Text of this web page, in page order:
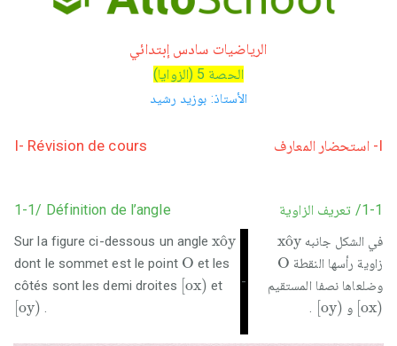
الرياضيات سادس إبتدائي
الحصة 5 (الزوايا)
الأستاذ: بوزيد رشيد
I- Révision de cours I- استحضار المعارف
1-1/ Définition de l’angle 1-1/ تعريف الزاوية
Sur la figure ci-dessous un anglexˆ
oy
xo^y
dont le sommet est le point O
O et les
côtés sont les demi droites ox)
[ox) et
oy)
[oy) .
-
في الشكل جانبه xˆ
oy
xo^y
زاوية رأسها النقطة O
O
وضلعاها نصفا المستقيم
ox)
[ox) و oy)
[oy)
.